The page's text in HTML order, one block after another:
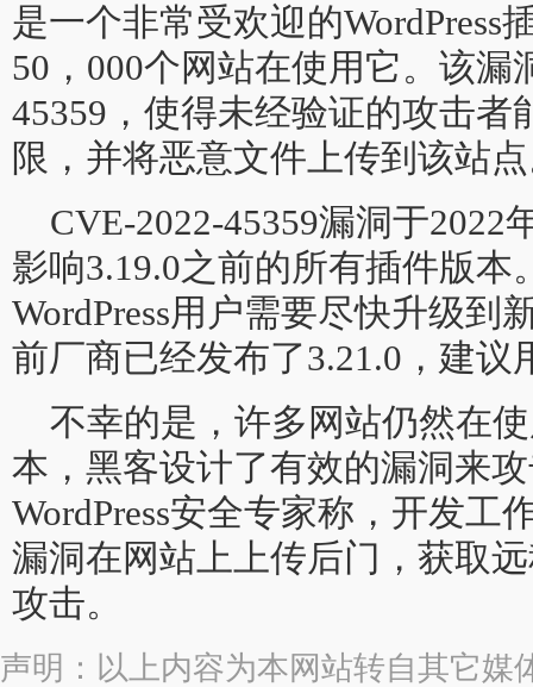
是一个非常受欢迎的WordPress
50，000个网站在使用它。该漏
45359，使得未经验证的攻击
限，并将恶意文件上传到该站
CVE-2022-45359漏洞于2022
影响3.19.0之前的所有插件版本
WordPress用户需要尽快升级到
前厂商已经发布了3.21.0，建议
不幸的是，许多网站仍然在
本，黑客设计了有效的漏洞来
WordPress安全专家称，开发工
漏洞在网站上上传后门，获取
攻击。
声明：以上内容为本网站转自其它媒